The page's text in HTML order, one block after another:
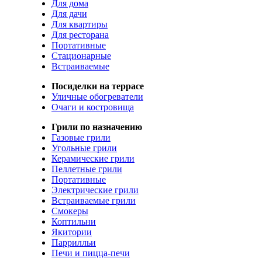
Для дома
Для дачи
Для квартиры
Для ресторана
Портативные
Стационарные
Встраиваемые
Посиделки на террасе
Уличные обогреватели
Очаги и костровища
Грили по назначению
Газовые грили
Угольные грили
Керамические грили
Пеллетные грили
Портативные
Электрические грили
Встраиваемые грили
Смокеры
Коптильни
Якитории
Паррилльи
Печи и пицца-печи